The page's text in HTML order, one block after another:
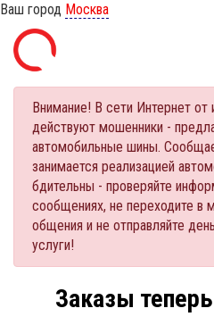
Ваш город Москва
Внимание! В сети Интернет
действуют мошенники -
автомобильные шины.
занимается реализацией
бдительны - проверяйте
сообщениях, не переходите
общения и не отправляйте
услуги!
Заказы